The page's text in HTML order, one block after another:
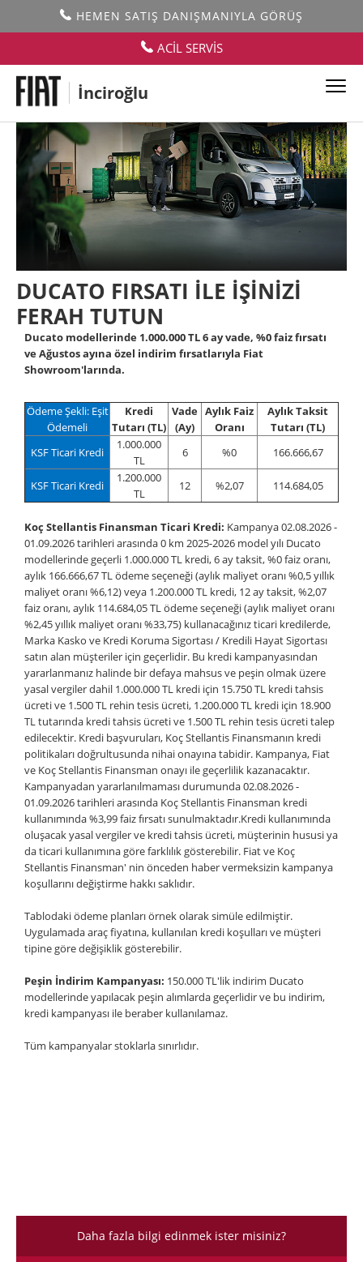
HEMEN SATIŞ DANIŞMANIYLA GÖRÜŞ
ACİL SERVİS
İnciroğlu
DUCATO FIRSATI İLE İŞİNİZİ
FERAH TUTUN
Ducato modellerinde 1.000.000 TL 6 ay vade, %0 faiz fırsatı
ve Ağustos ayına özel indirim fırsatlarıyla Fiat
Showroom'larında.
Ödeme Şekli: Eşit
Ödemeli
Kredi
Tutarı (TL)
Vade
(Ay)
Aylık Faiz
Oranı
Aylık Taksit
Tutarı (TL)
KSF Ticari Kredi
1.000.000
TL
6 %0 166.666,67
KSF Ticari Kredi
1.200.000
TL
12 %2,07 114.684,05
Koç Stellantis Finansman Ticari Kredi: Kampanya 02.08.2026 -
01.09.2026 tarihleri arasında 0 km 2025-2026 model yılı Ducato
modellerinde geçerli 1.000.000 TL kredi, 6 ay taksit, %0 faiz oranı,
aylık 166.666,67 TL ödeme seçeneği (aylık maliyet oranı %0,5 yıllık
maliyet oranı %6,12) veya 1.200.000 TL kredi, 12 ay taksit, %2,07
faiz oranı, aylık 114.684,05 TL ödeme seçeneği (aylık maliyet oranı
%2,45 yıllık maliyet oranı %33,75) kullanacağınız ticari kredilerde,
Marka Kasko ve Kredi Koruma Sigortası / Kredili Hayat Sigortası
satın alan müşteriler için geçerlidir. Bu kredi kampanyasından
yararlanmanız halinde bir defaya mahsus ve peşin olmak üzere
yasal vergiler dahil 1.000.000 TL kredi için 15.750 TL kredi tahsis
ücreti ve 1.500 TL rehin tesis ücreti, 1.200.000 TL kredi için 18.900
TL tutarında kredi tahsis ücreti ve 1.500 TL rehin tesis ücreti talep
edilecektir. Kredi başvuruları, Koç Stellantis Finansmanın kredi
politikaları doğrultusunda nihai onayına tabidir. Kampanya, Fiat
ve Koç Stellantis Finansman onayı ile geçerlilik kazanacaktır.
Kampanyadan yararlanılmaması durumunda 02.08.2026 -
01.09.2026 tarihleri arasında Koç Stellantis Finansman kredi
kullanımında %3,99 faiz fırsatı sunulmaktadır.Kredi kullanımında
oluşacak yasal vergiler ve kredi tahsis ücreti, müşterinin hususi ya
da ticari kullanımına göre farklılık gösterebilir. Fiat ve Koç
Stellantis Finansman' nin önceden haber vermeksizin kampanya
koşullarını değiştirme hakkı saklıdır.
Tablodaki ödeme planları örnek olarak simüle edilmiştir.
Uygulamada araç fiyatına, kullanılan kredi koşulları ve müşteri
tipine göre değişiklik gösterebilir.
Peşin İndirim Kampanyası: 150.000 TL'lik indirim Ducato
modellerinde yapılacak peşin alımlarda geçerlidir ve bu indirim,
kredi kampanyası ile beraber kullanılamaz.
Tüm kampanyalar stoklarla sınırlıdır.
Daha fazla bilgi edinmek ister misiniz?